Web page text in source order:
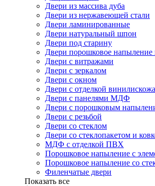
Двери из массива дуба
Двери из нержавеющей стали
Двери ламинированные
Двери натуральный шпон
Двери под старину
Двери порошковое
Двери с витражами
Двери с зеркалом
Двери с окном
Двери с отделкой винилискожа
Двери с панелями МДФ
Двери с порошковым
Двери с резьбой
Двери со стеклом
Двери со стеклопакетом и
МДФ с отделкой ПВХ
Порошковое напыление с
Порошковое напыление со
Филенчатые двери
Показать все